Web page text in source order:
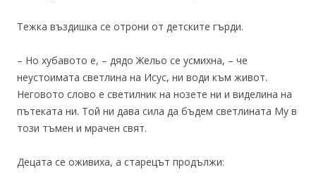
Тежка въздишка се отрони от детските гърди.
– Но хубавото е, – дядо Жельо се усмихна, – че
неустоимата светлина на Исус, ни води към живот.
Неговото слово е светилник на нозете ни и виделина на
пътеката ни. Той ни дава сила да бъдем светлината Му в
този тъмен и мрачен свят.
Децата се оживиха, а старецът продължи: